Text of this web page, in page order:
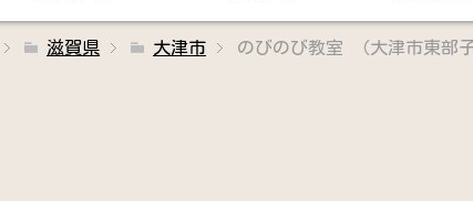
滋賀県 大津市 のびのび教室 （大津市東部